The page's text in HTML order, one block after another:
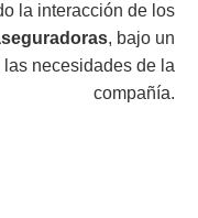
la interacción de los
, bajo un
necesidades de la
compañía.